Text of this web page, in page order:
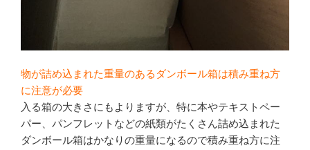
物が詰め込まれた重量のあるダンボール箱は積み重ね方
に注意が必要
入る箱の大きさにもよりますが、特に本やテキストペー
パー、パンフレットなどの紙類がたくさん詰め込まれた
ダンボール箱はかなりの重量になるので積み重ね方に注